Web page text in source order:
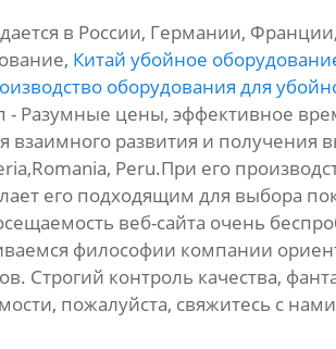
в России, Германии,
Китай убойное
оборудования для
Разумные цены, эффективное
развития и получения
Peru.При его
его подходящим для выбора
веб-сайта очень
философии компании
Строгий контроль качества,
пожалуйста, свяжитесь с